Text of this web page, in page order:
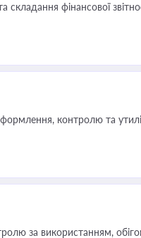
складання фінансової
контролю та
за використанням,